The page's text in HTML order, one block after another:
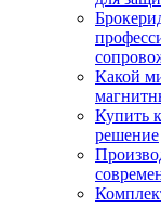
Какой
Купить
решение